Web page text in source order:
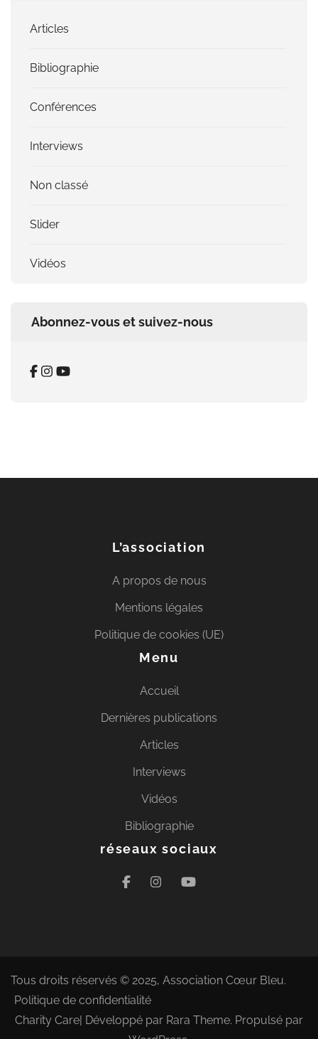
Articles
Bibliographie
Conférences
Interviews
Non classé
Slider
Vidéos
Abonnez-vous et suivez-nous
L’association
A propos de nous
Mentions légales
Politique de cookies (UE)
Menu
Accueil
Dernières publications
Articles
Interviews
Vidéos
Bibliographie
réseaux sociaux
Tous droits réservés © 2025, Association Cœur Bleu.
Politique de confidentialité
Charity Care| Développé par Rara Theme. Propulsé par